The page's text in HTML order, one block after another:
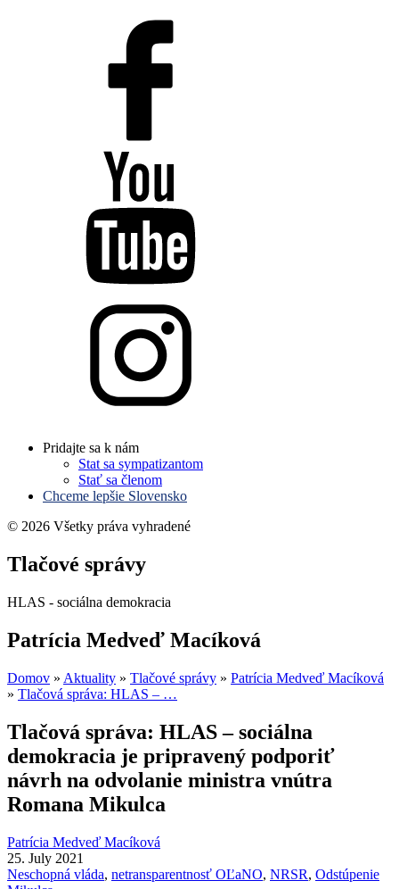
Pridajte sa k nám
Stat sa sympatizantom
Stať sa členom
Chceme lepšie Slovensko
© 2026 Všetky práva vyhradené
Tlačové správy
HLAS - sociálna demokracia
Patrícia Medveď Macíková
Domov » Aktuality » Tlačové správy » Patrícia Medveď Macíková
» Tlačová správa: HLAS – …
Tlačová správa: HLAS – sociálna
demokracia je pripravený podporiť
návrh na odvolanie ministra vnútra
Romana Mikulca
Patrícia Medveď Macíková
25. July 2021
Neschopná vláda, netransparentnosť OĽaNO, NRSR, Odstúpenie